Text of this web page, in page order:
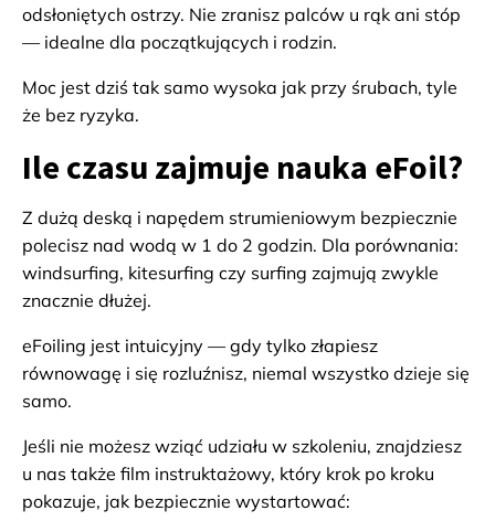
odsłoniętych ostrzy. Nie zranisz palców u rąk ani stóp
— idealne dla początkujących i rodzin.
Moc jest dziś tak samo wysoka jak przy śrubach, tyle
że bez ryzyka.
Ile czasu zajmuje nauka eFoil?
Z dużą deską i napędem strumieniowym bezpiecznie
polecisz nad wodą w 1 do 2 godzin. Dla porównania:
windsurfing, kitesurfing czy surfing zajmują zwykle
znacznie dłużej.
eFoiling jest intuicyjny — gdy tylko złapiesz
równowagę i się rozluźnisz, niemal wszystko dzieje się
samo.
Jeśli nie możesz wziąć udziału w szkoleniu, znajdziesz
u nas także film instruktażowy, który krok po kroku
pokazuje, jak bezpiecznie wystartować: